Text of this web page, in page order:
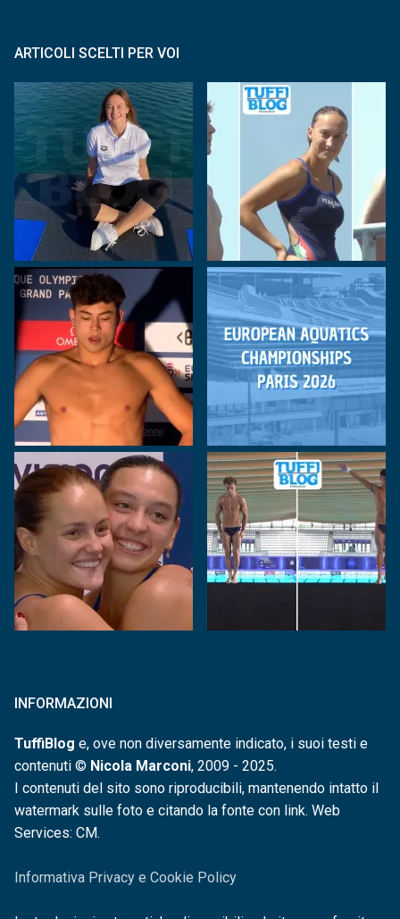
ARTICOLI SCELTI PER VOI
INFORMAZIONI
TuffiBlog e, ove non diversamente indicato, i suoi testi e
contenuti © Nicola Marconi, 2009 - 2025.
I contenuti del sito sono riproducibili, mantenendo intatto il
watermark sulle foto e citando la fonte con link. Web
Services: CM.
Informativa Privacy e Cookie Policy